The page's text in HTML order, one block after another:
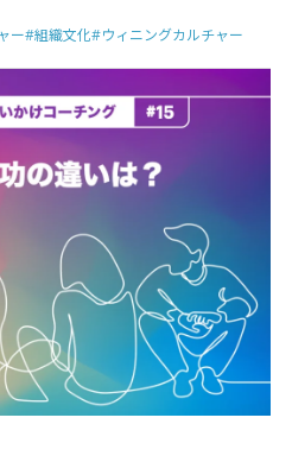
ー#組織文化#ウィニングカルチャー